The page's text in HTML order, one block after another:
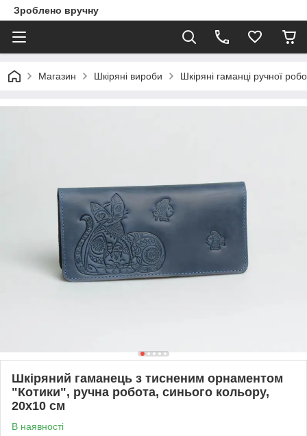
Зроблено вручну
Магазин Шкіряні вироби Шкіряні гаманці ручної
Шкіряний гаманець з тисненим орнаментом
"Котики", ручна робота, синього кольору,
20х10 см
В наявності